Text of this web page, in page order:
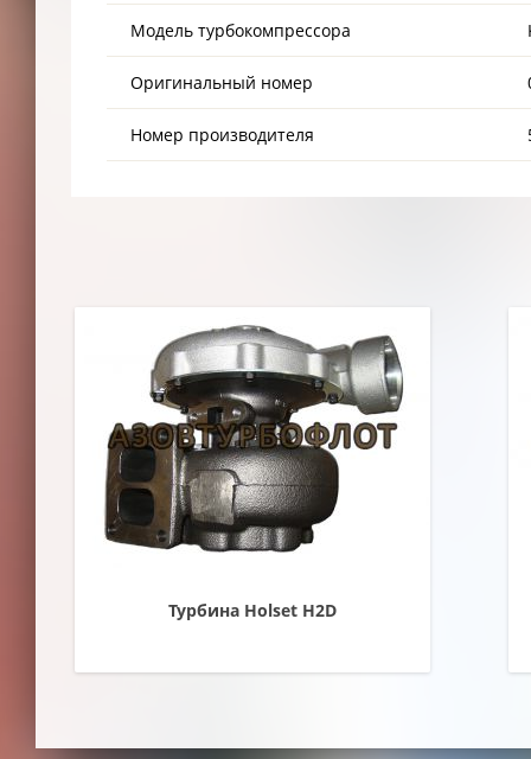
Модель турбокомпрессора
Оригинальный номер
Номер производителя
Турбина Holset H2D